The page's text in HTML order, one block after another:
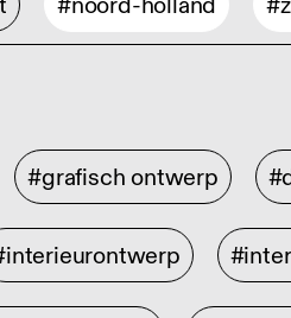
#grafisch ontwerp